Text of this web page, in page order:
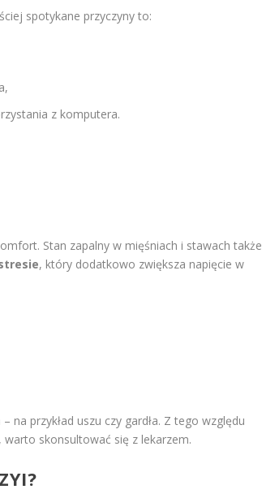
spotykane przyczyny to:
z komputera.
Stan zapalny w mięśniach i stawach także
, który dodatkowo zwiększa napięcie w
na przykład uszu czy gardła. Z tego względu
skonsultować się z lekarzem.